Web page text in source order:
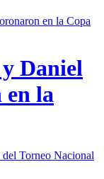
Daniel
en la